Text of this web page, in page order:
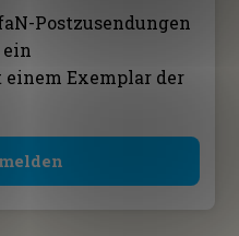
Postzusendungen
Exemplar der